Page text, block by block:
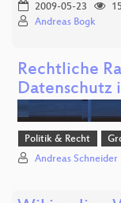
2009-05-23
Andreas Bogk
Rechtliche
Datenschutz
Politik & Recht
Andreas Schneider